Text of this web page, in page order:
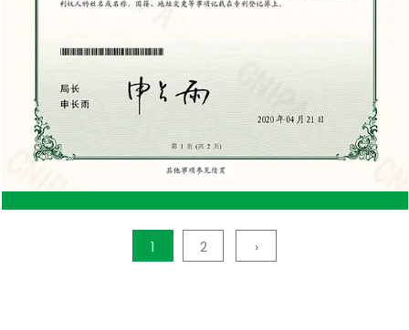
tratar la madera para evitar que se pudra, volver a
pintarla para evitar daños climáticos y garantizar
que permanezca libre de plagas. Vulnerabilidad a
las plagas: los cobertizos de madera son más
propensos a sufrir daños causados ​​por termitas,
podredumbre y otras plagas, lo que puede acortar
adecuadamente. Susceptibilidad a los daños
climáticos: la madera es más susceptible a la
1 2 ›